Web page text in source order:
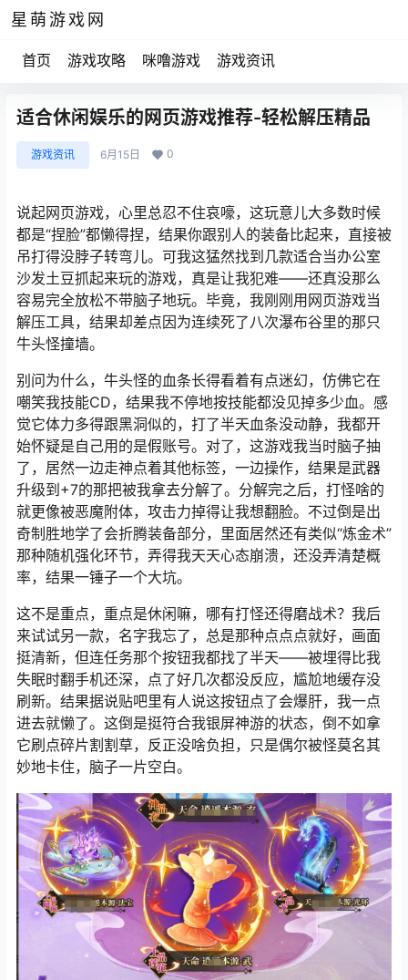
星萌游戏网
首页 游戏攻略 咪噜游戏 游戏资讯
适合休闲娱乐的网页游戏推荐-轻松解压精品
游戏资讯 6月15日 0
说起网页游戏，心里总忍不住哀嚎，这玩意儿大多数时候
都是“捏脸”都懒得捏，结果你跟别人的装备比起来，直接被
吊打得没脖子转弯儿。可我这猛然找到几款适合当办公室
沙发土豆抓起来玩的游戏，真是让我犯难——还真没那么
容易完全放松不带脑子地玩。毕竟，我刚刚用网页游戏当
解压工具，结果却差点因为连续死了八次瀑布谷里的那只
牛头怪撞墙。
别问为什么，牛头怪的血条长得看着有点迷幻，仿佛它在
嘲笑我技能CD，结果我不停地按技能都没见掉多少血。感
觉它体力多得跟黑洞似的，打了半天血条没动静，我都开
始怀疑是自己用的是假账号。对了，这游戏我当时脑子抽
了，居然一边走神点着其他标签，一边操作，结果是武器
升级到+7的那把被我拿去分解了。分解完之后，打怪啥的
就更像被恶魔附体，攻击力掉得让我想翻脸。不过倒是出
奇制胜地学了会折腾装备部分，里面居然还有类似“炼金术”
那种随机强化环节，弄得我天天心态崩溃，还没弄清楚概
率，结果一锤子一个大坑。
这不是重点，重点是休闲嘛，哪有打怪还得磨战术？我后
来试试另一款，名字我忘了，总是那种点点点就好，画面
挺清新，但连任务那个按钮我都找了半天——被埋得比我
失眠时翻手机还深，点了好几次都没反应，尴尬地缓存没
刷新。结果据说贴吧里有人说这按钮点了会爆肝，我一点
进去就懒了。这倒是挺符合我银屏神游的状态，倒不如拿
它刷点碎片割割草，反正没啥负担，只是偶尔被怪莫名其
妙地卡住，脑子一片空白。